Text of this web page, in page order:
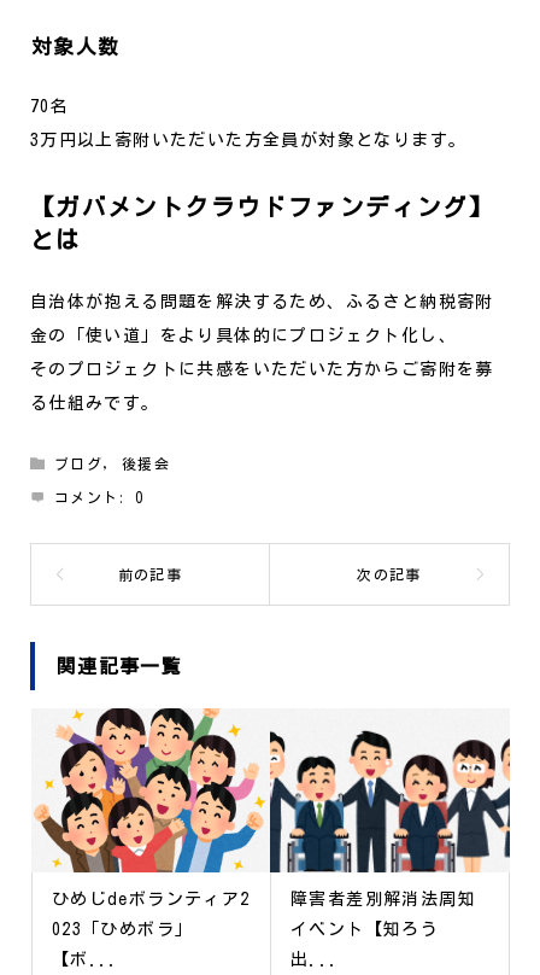
対象人数
70名
3万円以上寄附いただいた方全員が対象となります。
【ガバメントクラウドファンディング】
とは
自治体が抱える問題を解決するため、ふるさと納税寄附
金の「使い道」をより具体的にプロジェクト化し、
そのプロジェクトに共感をいただいた方からご寄附を募
る仕組みです。
ブログ, 後援会
コメント:0
関連記事一覧
ひめじdeボランティア2
023「ひめボラ」
【ボ...
障害者差別解消法周知
イベント【知ろう
出...